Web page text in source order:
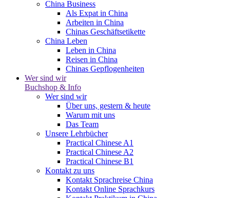
China Business
Als Expat in China
Arbeiten in China
Chinas Geschäftsetikette
China Leben
Leben in China
Reisen in China
Chinas Gepflogenheiten
Wer sind wir
Buchshop & Info
Wer sind wir
Über uns, gestern & heute
Warum mit uns
Das Team
Unsere Lehrbücher
Practical Chinese A1
Practical Chinese A2
Practical Chinese B1
Kontakt zu uns
Kontakt Sprachreise China
Kontakt Online Sprachkurs